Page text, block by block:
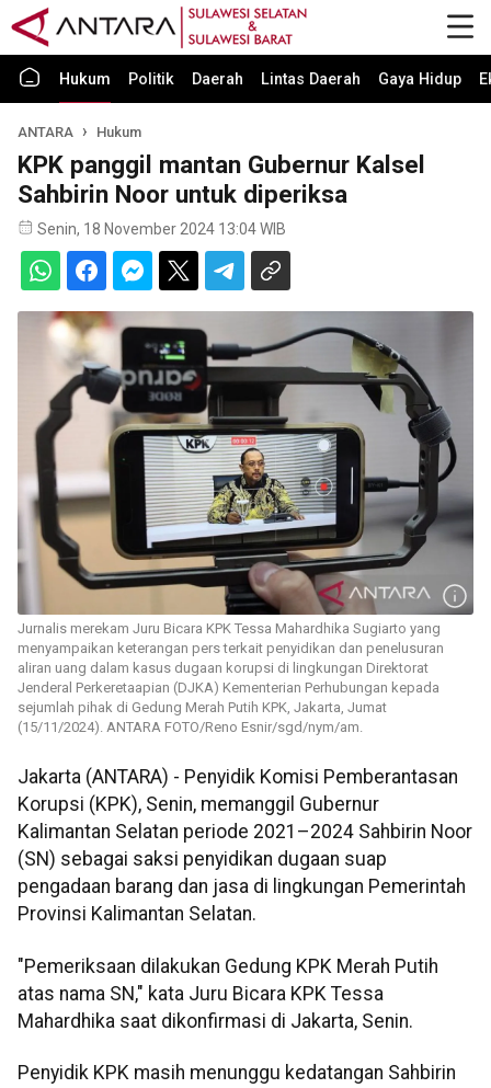
Hukum Politik Daerah Lintas Daerah Gaya Hidup
ANTARA Hukum
KPK panggil mantan Gubernur Kalsel
Sahbirin Noor untuk diperiksa
Senin, 18 November 2024 13:04 WIB
Jurnalis merekam Juru Bicara KPK Tessa Mahardhika Sugiarto yang
menyampaikan keterangan pers terkait penyidikan dan penelusuran
aliran uang dalam kasus dugaan korupsi di lingkungan Direktorat
Jenderal Perkeretaapian (DJKA) Kementerian Perhubungan kepada
sejumlah pihak di Gedung Merah Putih KPK, Jakarta, Jumat
(15/11/2024). ANTARA FOTO/Reno Esnir/sgd/nym/am.
Jakarta (ANTARA) - Penyidik Komisi Pemberantasan
Korupsi (KPK), Senin, memanggil Gubernur
Kalimantan Selatan periode 2021–2024 Sahbirin Noor
(SN) sebagai saksi penyidikan dugaan suap
pengadaan barang dan jasa di lingkungan Pemerintah
Provinsi Kalimantan Selatan.
"Pemeriksaan dilakukan Gedung KPK Merah Putih
atas nama SN," kata Juru Bicara KPK Tessa
Mahardhika saat dikonfirmasi di Jakarta, Senin.
Penyidik KPK masih menunggu kedatangan Sahbirin